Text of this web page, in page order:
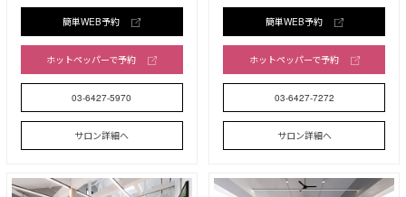
簡単WEB予約
ホットペッパーで予約
03-6427-5970
サロン詳細へ
簡単WEB予約
ホットペッパーで予約
03-6427-7272
サロン詳細へ